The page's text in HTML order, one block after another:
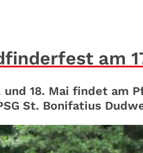
am
und 18. Mai findet am
St. Bonifatius